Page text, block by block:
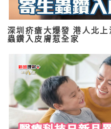
深圳疥瘡大爆發 港人北
蟲鑽入皮膚惹全家